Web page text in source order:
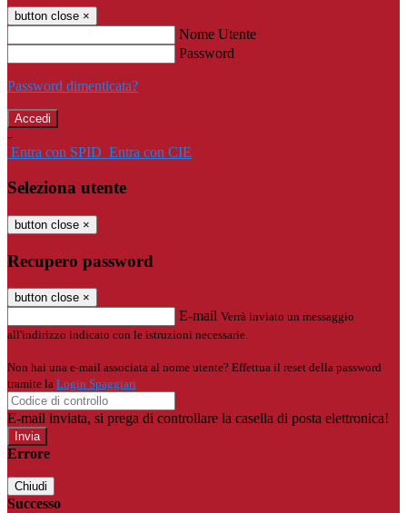
button close ×
Nome Utente
Password
Password dimenticata?
-
Entra con SPID Entra con CIE
Seleziona utente
button close ×
Recupero password
button close ×
E-mail Verrà inviato un messaggio
all'indirizzo indicato con le istruzioni necessarie.
Non hai una e-mail associata al nome utente? Effettua il reset della password
tramite la Login Spaggiari
E-mail inviata, si prega di controllare la casella di posta elettronica!
Errore
Chiudi
Successo